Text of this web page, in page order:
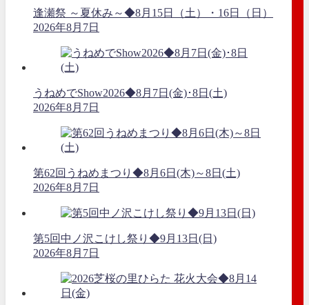
逢瀬祭 ～夏休み～◆8月15日（土）・16日（日）
2026年8月7日
うねめでShow2026◆8月7日(金)･8日(土)
2026年8月7日
第62回うねめまつり◆8月6日(木)～8日(土)
2026年8月7日
第5回中ノ沢こけし祭り◆9月13日(日)
2026年8月7日